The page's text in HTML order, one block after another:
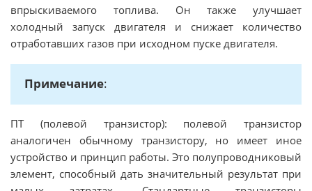
впрыскиваемого топлива. Он также улучшает
холодный запуск двигателя и снижает количество
отработавших газов при исходном пуске двигателя.
Примечание:
ПТ (полевой транзистор): полевой транзистор
аналогичен обычному транзистору, но имеет иное
устройство и принцип работы. Это полупроводниковый
элемент, способный дать значительный результат при